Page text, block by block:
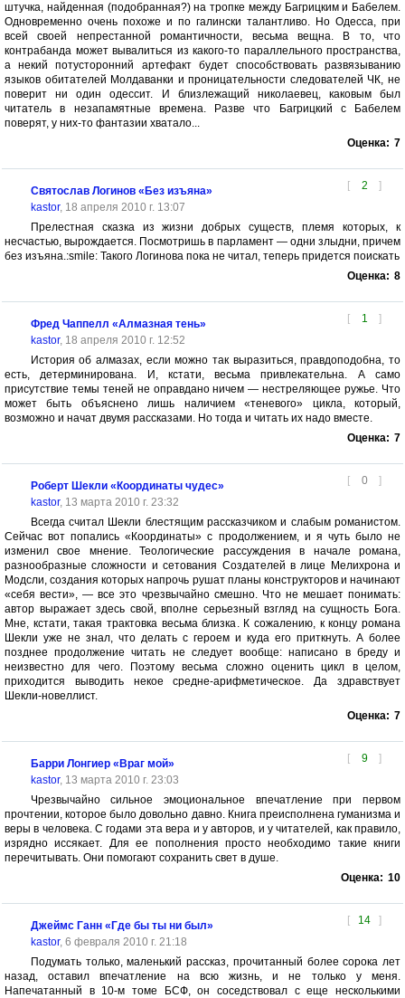
штучка, найденная (подобранная?) на тропке между Багрицким и Бабелем.
Одновременно очень похоже и по галински талантливо. Но Одесса, при
всей своей непрестанной романтичности, весьма вещна. В то, что
контрабанда может вывалиться из какого-то параллельного пространства,
а некий потусторонний артефакт будет способствовать развязыванию
языков обитателей Молдаванки и проницательности следователей ЧК, не
поверит ни один одессит. И близлежащий николаевец, каковым был
читатель в незапамятные времена. Разве что Багрицкий с Бабелем
поверят, у них-то фантазии хватало...
Оценка: 7
[ 2 ]
Святослав Логинов «Без изъяна»
kastor, 18 апреля 2010 г. 13:07
Прелестная сказка из жизни добрых существ, племя которых, к
несчастью, вырождается. Посмотришь в парламент — одни злыдни, причем
без изъяна.:smile: Такого Логинова пока не читал, теперь придется поискать
Оценка: 8
[ 1 ]
Фред Чаппелл «Алмазная тень»
kastor, 18 апреля 2010 г. 12:52
История об алмазах, если можно так выразиться, правдоподобна, то
есть, детерминирована. И, кстати, весьма привлекательна. А само
присутствие темы теней не оправдано ничем — нестреляющее ружье. Что
может быть объяснено лишь наличием «теневого» цикла, который,
возможно и начат двумя рассказами. Но тогда и читать их надо вместе.
Оценка: 7
[ 0 ]
Роберт Шекли «Координаты чудес»
kastor, 13 марта 2010 г. 23:32
Всегда считал Шекли блестящим рассказчиком и слабым романистом.
Сейчас вот попались «Координаты» с продолжением, и я чуть было не
изменил свое мнение. Теологические рассуждения в начале романа,
разнообразные сложности и сетования Создателей в лице Мелихрона и
Модсли, создания которых напрочь рушат планы конструкторов и начинают
«себя вести», — все это чрезвычайно смешно. Что не мешает понимать:
автор выражает здесь свой, вполне серьезный взгляд на сущность Бога.
Мне, кстати, такая трактовка весьма близка. К сожалению, к концу романа
Шекли уже не знал, что делать с героем и куда его приткнуть. А более
позднее продолжение читать не следует вообще: написано в бреду и
неизвестно для чего. Поэтому весьма сложно оценить цикл в целом,
приходится выводить некое средне-арифметическое. Да здравствует
Шекли-новеллист.
Оценка: 7
[ 9 ]
Барри Лонгиер «Враг мой»
kastor, 13 марта 2010 г. 23:03
Чрезвычайно сильное эмоциональное впечатление при первом
прочтении, которое было довольно давно. Книга преисполнена гуманизма и
веры в человека. С годами эта вера и у авторов, и у читателей, как правило,
изрядно иссякает. Для ее пополнения просто необходимо такие книги
перечитывать. Они помогают сохранить свет в душе.
Оценка: 10
[ 14 ]
Джеймс Ганн «Где бы ты ни был»
kastor, 6 февраля 2010 г. 21:18
Подумать только, маленький рассказ, прочитанный более сорока лет
назад, оставил впечатление на всю жизнь, и не только у меня.
Напечатанный в 10-м томе БСФ, он соседствовал с еще несколькими